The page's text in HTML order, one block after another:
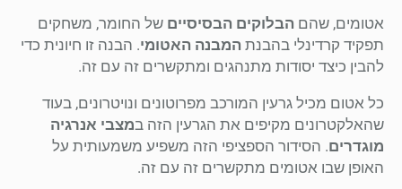
אטומים, שהם הבלוקים הבסיסיים של החומר, משחקים
תפקיד קרדינלי בהבנת המבנה האטומי. הבנה זו חיונית כדי
להבין כיצד יסודות מתנהגים ומתקשרים זה עם זה.
כל אטום מכיל גרעין המורכב מפרוטונים ונויטרונים, בעוד
שהאלקטרונים מקיפים את הגרעין הזה במצבי אנרגיה
מוגדרים. הסידור הספציפי הזה משפיע משמעותית על
האופן שבו אטומים מתקשרים זה עם זה.